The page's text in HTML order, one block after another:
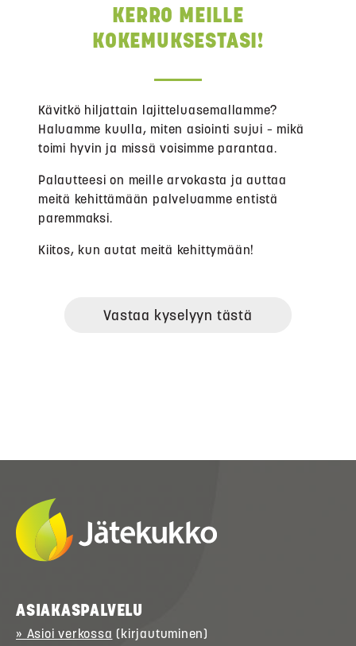
KERRO MEILLE
KOKEMUKSESTASI!
Kävitkö hiljattain lajitteluasemallamme?
Haluamme kuulla, miten asiointi sujui – mikä
toimi hyvin ja missä voisimme parantaa.
Palautteesi on meille arvokasta ja auttaa
meitä kehittämään palveluamme entistä
paremmaksi.
Kiitos, kun autat meitä kehittymään!
Vastaa kyselyyn tästä
ASIAKASPALVELU
» Asioi verkossa (kirjautuminen)